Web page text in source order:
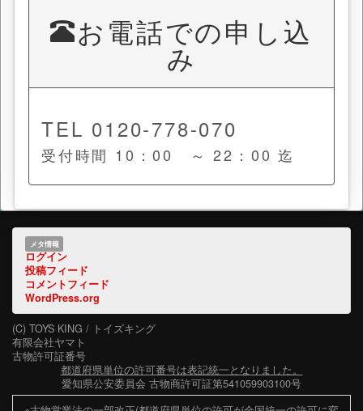
お電話での申し込
み
TEL 0120-778-070
受付時間 10：00 ～ 22：00 迄
メタ情報
ログイン
投稿フィード
コメントフィード
WordPress.org
(C) TOYS KING / トイズキング
有限会社ヤマト
古物許可証番号
都道府県単位の許可番号は表記統一となりました。
愛知県公安委員会 古物商許可証第541059903100号